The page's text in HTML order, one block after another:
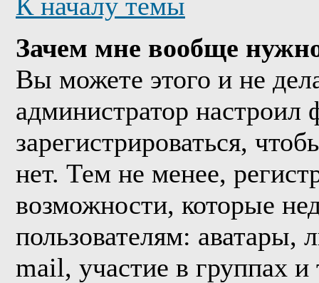
Зачем мне вообще
Вы можете этого и не
администратор
зарегистрироваться,
нет. Тем не менее,
возможности, которые
пользователям: аватары,
mail, участие в группах и